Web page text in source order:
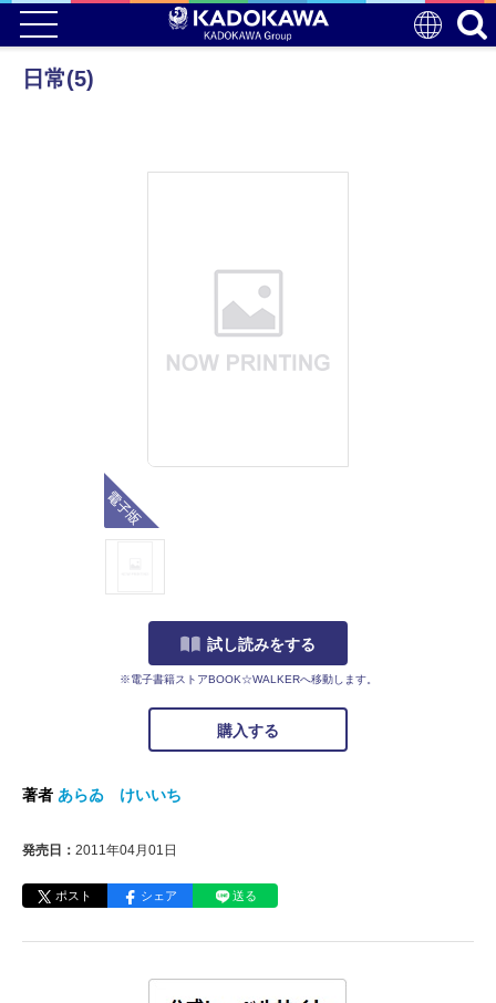
日常(5)
試し読みをする
※電子書籍ストアBOOK☆WALKERへ移動します。
購入する
著者 あらゐ けいいち
発売日： 2011年04月01日
ポスト シェア 送る